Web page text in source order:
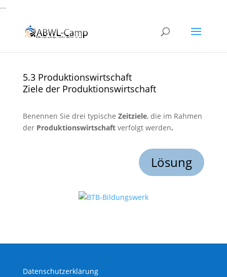
...
5.3 Produktionswirtschaft
Ziele der Produktionswirtschaft
Benennen Sie drei typische Zeitziele, die im Rahmen
der Produktionswirtschaftverfolgt werden.
Lösung
Datenschutzerklärung